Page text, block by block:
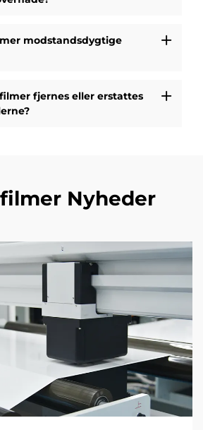
modstandsdygtige
fjernes eller erstattes
Nyheder